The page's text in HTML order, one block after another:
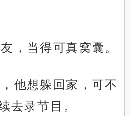
，当得可真窝囊。
他想躲回家，可不
去录节目。